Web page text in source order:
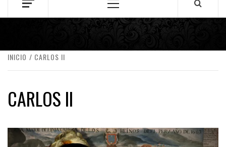
Menú
INICIO CARLOS II
CARLOS II